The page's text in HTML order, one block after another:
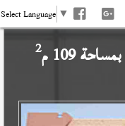
Select Language ▼
بمساحة 109 م 2